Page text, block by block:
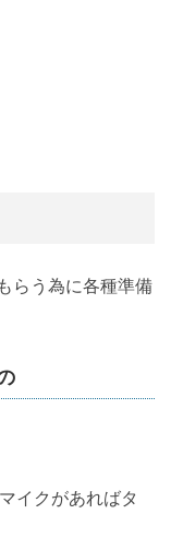
らう為に各種準備
イクがあればタ